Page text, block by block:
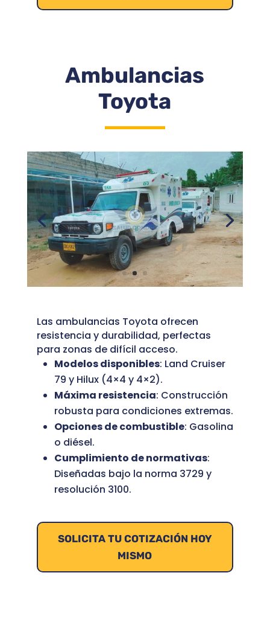
Ambulancias
Toyota
Las ambulancias Toyota ofrecen
resistencia y durabilidad, perfectas
para zonas de difícil acceso.
Modelos disponibles: Land Cruiser
79 y Hilux (4×4 y 4×2).
Máxima resistencia: Construcción
robusta para condiciones extremas.
Opciones de combustible: Gasolina
o diésel.
Cumplimiento de normativas:
Diseñadas bajo la norma 3729 y
resolución 3100.
SOLICITA TU COTIZACIÓN HOY
MISMO